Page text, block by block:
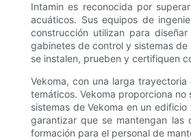
Intamin es reconocida por
acuáticos. Sus equipos de
construcción utilizan para
gabinetes de control y sistemas
se instalen, prueben y certifiquen
Vekoma, con una larga
temáticos. Vekoma proporciona
sistemas de Vekoma en un
garantizar que se mantengan las
formación para el personal de